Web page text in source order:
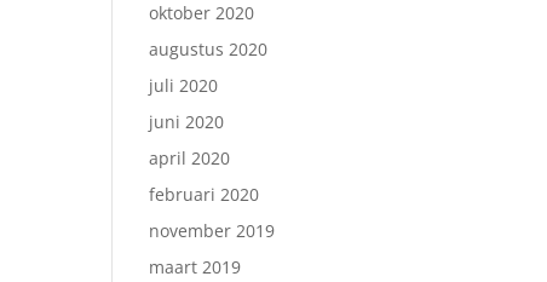
oktober 2020
augustus 2020
juli 2020
juni 2020
april 2020
februari 2020
november 2019
maart 2019